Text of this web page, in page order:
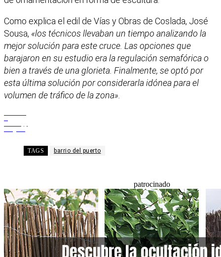
Como explica el edil de Vías y Obras de Coslada, José
Sousa, «los técnicos llevaban un tiempo analizando la
mejor solución para este cruce. Las opciones que
barajaron en su estudio era la regulación semafórica o
bien a través de una glorieta. Finalmente, se optó por
esta última solución por considerarla idónea para el
volumen de tráfico de la zona».
TAGS barrio del puerto
patrocinado